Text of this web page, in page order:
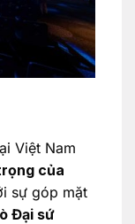
Việt Nam
của
sự góp mặt
Đại sứ